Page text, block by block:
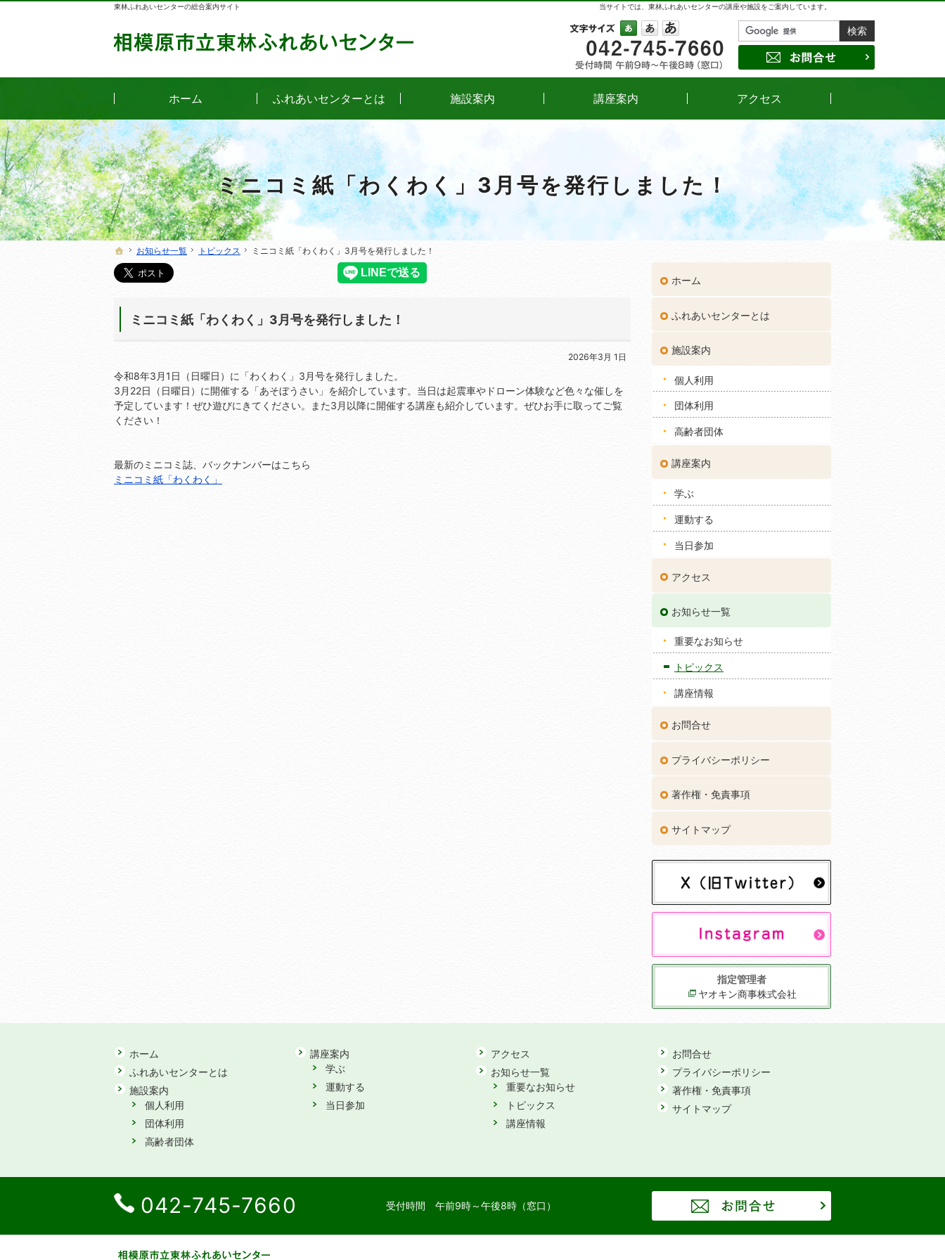
ミニコミ紙「わくわく」3月号を発行しました！
当サイトでは、東林ふれあいセンターの講座や施設をご案内しています。
東林ふれあいセンターの総合案内サイト
ホーム
お知らせ一覧 トピックス ミニコミ紙「わくわく」3月号を発行しました！
ミニコミ紙「わくわく」3月号を発行しました！
2026年3月 1日
令和8年3月1日（日曜日）に「わくわく」3月号を発行しました。
3月22日（日曜日）に開催する「あそぼうさい」を紹介しています。当日は起震車やドローン体験など色々な催しを
予定しています！ぜひ遊びにきてください。また3月以降に開催する講座も紹介しています。ぜひお手に取ってご覧
ください！
最新のミニコミ誌、バックナンバーはこちら
ミニコミ紙「わくわく」
ホーム
ふれあいセンターとは
施設案内
個人利用
団体利用
高齢者団体
講座案内
学ぶ
運動する
当日参加
アクセス
お知らせ一覧
重要なお知らせ
トピックス
講座情報
お問合せ
プライバシーポリシー
著作権・免責事項
サイトマップ
指定管理者
ヤオキン商事株式会社
ホーム
お知らせ一覧 トピックス ミニコミ紙「わくわく」3月号を発行しました！
文字サイズの変更
小 中 042-745-7660
受付時間午前9時～午後8時（窓口）
ホーム ふれあいセンターとは 施設案内 講座案内 アクセス
ホーム
ふれあいセンターとは
施設案内
個人利用
団体利用
高齢者団体
講座案内
学ぶ
運動する
当日参加
アクセス
お知らせ一覧
重要なお知らせ
トピックス
講座情報
お問合せ
プライバシーポリシー
著作権・免責事項
サイトマップ
042-745-7660 受付時間 午前9時～午後8時（窓口）